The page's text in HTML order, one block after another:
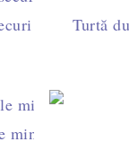
cu magiun
Turtă
minunate cu